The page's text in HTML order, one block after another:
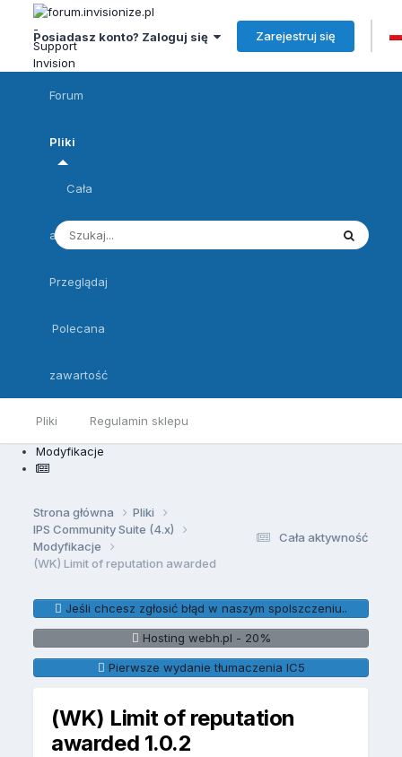
Posiadasz konto? Zaloguj się Zarejestruj się
Forum
Pliki
Pliki Regulamin sklepu
Cała
aktywność
Przeglądaj
Polecana
zawartość
Modyfikacje
Cała aktywność
Strona główna
Pliki
IPS Community Suite (4.x)
Modyfikacje
(WK) Limit of reputation awarded
Jeśli chcesz zgłosić błąd w naszym spolszczeniu..
Hosting webh.pl - 20%
Pierwsze wydanie tłumaczenia IC5
(WK) Limit of reputation
awarded 1.0.2